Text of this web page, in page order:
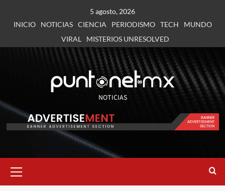
5 agosto, 2026
INICIO
NOTICIAS CIENCIA PERIODISMO TECH
MUNDO
VIRAL
MISTERIOS UNRESOLVED
NOTICIAS